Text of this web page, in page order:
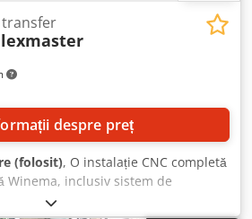
despre preț
(folosit), O instalație CNC completă
Winema, inclusiv sistem de
și o instalație de spălare, este